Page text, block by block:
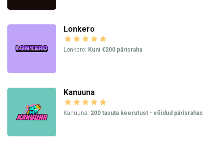
Lonkero
Lonkero: Kuni €200 pärisraha
Kanuuna
Kanuuna: 200 tasuta keerutust - võidud pärisrahas